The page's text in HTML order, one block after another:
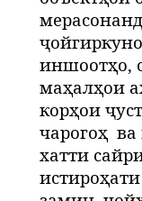
иншоотҳо,
маҳалҳои
корҳои
чарогоҳ ва
хатти